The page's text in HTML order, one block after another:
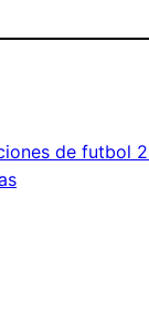
de futbol